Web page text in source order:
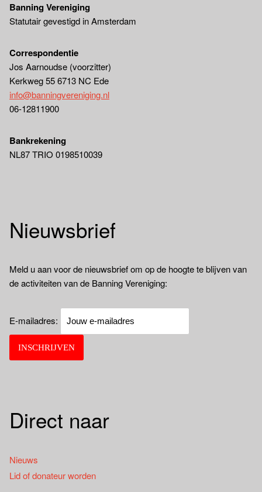
Banning Vereniging
Statutair gevestigd in Amsterdam
Correspondentie
Jos Aarnoudse (voorzitter)
Kerkweg 55 6713 NC Ede
info@banningvereniging.nl
06-12811900
Bankrekening
NL87 TRIO 0198510039
Nieuwsbrief
Meld u aan voor de nieuwsbrief om op de hoogte te blijven van
de activiteiten van de Banning Vereniging:
E-mailadres:
Direct naar
Nieuws
Lid of donateur worden